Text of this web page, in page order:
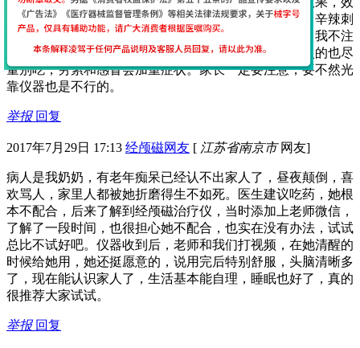
果真的很好，作为父母在饮食上要给孩子注意，油炸、辛辣刺
激的不能吃，巧克力、可乐不能喝，喝了会加重症状！我不注
意给孩子喝了，吃过亏了，膨化食品以及牛羊肉等上火的也尽
量别吃，劳累和感冒会加重症状。家长一定要注意，要不然光
靠仪器也是不行的。
举报 回复
2017年7月29日 17:13 经颅磁网友 [ 江苏省南京市网友]
病人是我奶奶，有老年痴呆已经认不出家人了，昼夜颠倒，喜
欢骂人，家里人都被她折磨得生不如死。医生建议吃药，她根
本不配合，后来了解到经颅磁治疗仪，当时添加上老师微信，
了解了一段时间，也很担心她不配合，也实在没有办法，试试
总比不试好吧。仪器收到后，老师和我们打视频，在她清醒的
时候给她用，她还挺愿意的，说用完后特别舒服，头脑清晰多
了，现在能认识家人了，生活基本能自理，睡眠也好了，真的
很推荐大家试试。
举报 回复